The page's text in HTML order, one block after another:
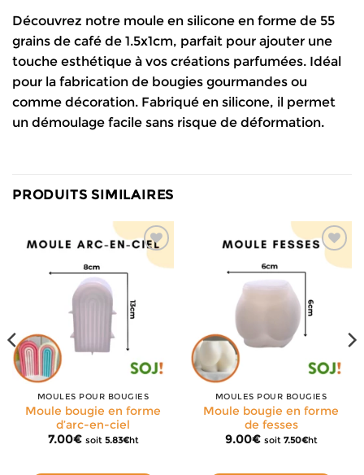
Découvrez notre moule en silicone en forme de 55
grains de café de 1.5x1cm, parfait pour ajouter une
touche esthétique à vos créations parfumées. Idéal
pour la fabrication de bougies gourmandes ou
comme décoration. Fabriqué en silicone, il permet
un démoulage facile sans risque de déformation.
PRODUITS SIMILAIRES
MOULES POUR BOUGIES
Moule bougie en forme
d’arc-en-ciel
7.00€ soit 5.83€ht
MOULES POUR BOUGIES
Moule bougie en forme
de fesses
9.00€ soit 7.50€ht